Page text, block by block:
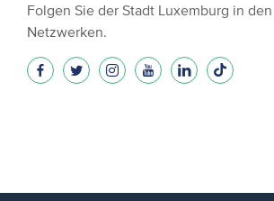
Folgen Sie der Stadt Luxemburg in
Netzwerken.